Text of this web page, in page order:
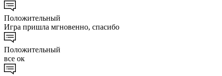
Положительный
Игра пришла мгновенно, спасибо
Положительный
все ок